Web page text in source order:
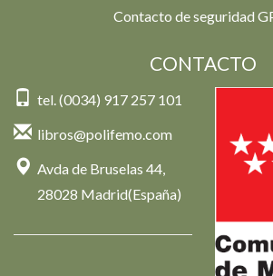
Contacto de seguridad
CONTACTO
tel. (0034) 917 257 101
libros@polifemo.com
Avda de Bruselas 44,
28028 Madrid(España)